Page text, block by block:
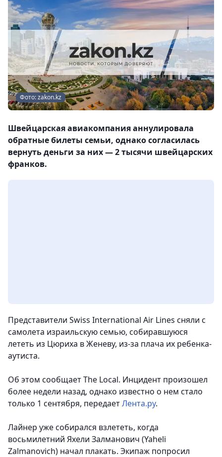
Фото: zakon.kz
Швейцарская авиакомпания аннулировала
обратные билеты семьи, однако согласилась
вернуть деньги за них — 2 тысячи швейцарских
франков.
Представители Swiss International Air Lines сняли с
самолета израильскую семью, собиравшуюся
лететь из Цюриха в Женеву, из-за плача их ребенка-
аутиста.
Об этом сообщает The Local. Инцидент произошел
более недели назад, однако известно о нем стало
только 1 сентября, передаетЛента.ру.
Лайнер уже собирался взлететь, когда
восьмилетний Яхели Залманович (Yaheli
Zalmanovich) начал плакать. Экипаж попросил